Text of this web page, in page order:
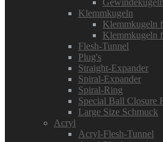
Klemmkugeln
Klemmkugeln
Klemmkugeln
Flesh-Tunnel
Plug's
Straight-Expander
Spiral-Expander
Spiral-Ring
Special Ball Closure
Large Size Schmuck
Acryl
Acryl-Flesh-Tunnel